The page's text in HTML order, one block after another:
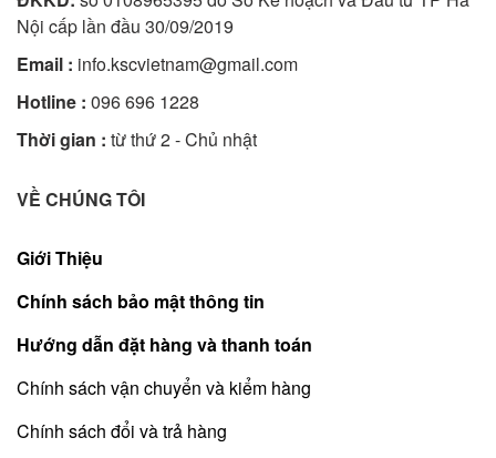
Nội cấp lần đầu 30/09/2019
Email : info.kscvietnam@gmail.com
Hotline : 096 696 1228
Thời gian : từ thứ 2 - Chủ nhật
VỀ CHÚNG TÔI
Giới Thiệu
Chính sách bảo mật thông tin
Hướng dẫn đặt hàng và thanh toán
Chính sách vận chuyển và kiểm hàng
Chính sách đổi và trả hàng